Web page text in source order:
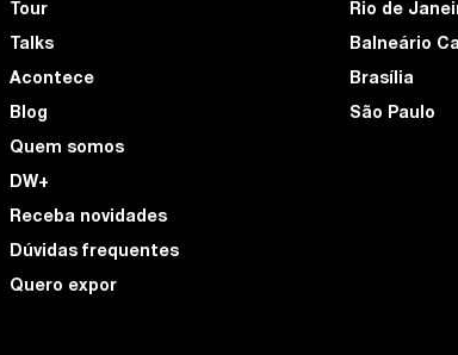
Tour
Talks
Acontece
Blog
Quem somos
DW+
Receba novidades
Dúvidas frequentes
Quero expor
Rio de
Balneário
Brasília
São Paulo